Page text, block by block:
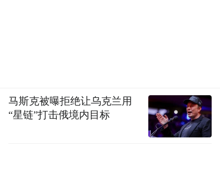
马斯克被曝拒绝让乌克兰用
“星链”打击俄境内目标